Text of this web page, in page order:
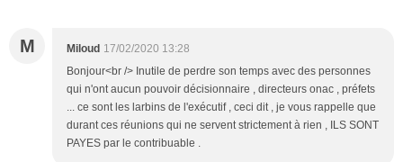
M Miloud 17/02/2020 13:28
Bonjour<br /> Inutile de perdre son temps avec des personnes
qui n'ont aucun pouvoir décisionnaire , directeurs onac , préfets
... ce sont les larbins de l'exécutif , ceci dit , je vous rappelle que
durant ces réunions qui ne servent strictement à rien , ILS SONT
PAYES par le contribuable .